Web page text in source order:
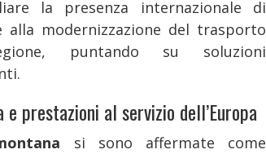
la presenza internazionale di
alla modernizzazione del trasporto
puntando su soluzioni
e prestazioni al servizio dell’Europa
si sono affermate come